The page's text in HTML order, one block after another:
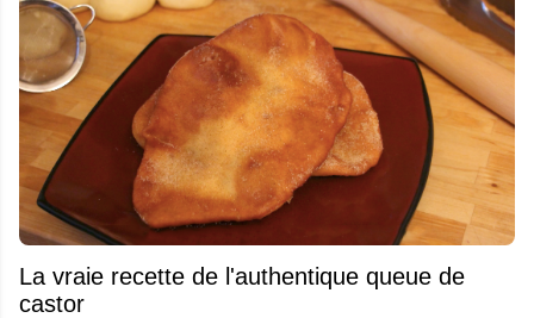
La vraie recette de l'authentique queue de
castor